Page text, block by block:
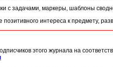
с задачами, маркеры, шаблоны
интереса к предмету,
этого журнала на